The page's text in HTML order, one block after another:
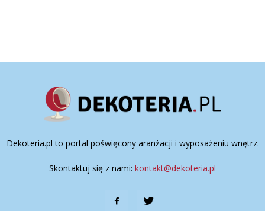
Dekoteria.pl to portal poświęcony aranżacji i wyposażeniu wnętrz.
Skontaktuj się z nami: kontakt@dekoteria.pl